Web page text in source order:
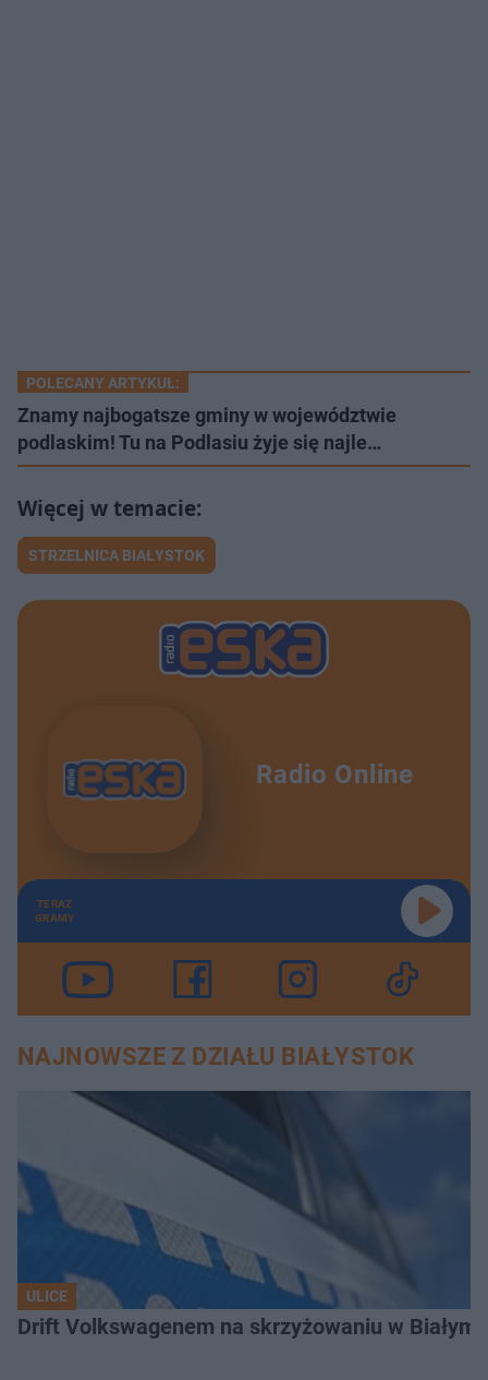
POLECANY ARTYKUŁ:
Znamy najbogatsze gminy w województwie
podlaskim! Tu na Podlasiu żyje się najle…
STRZELNICA BIAŁYSTOK
Radio Online
TERAZ
GRAMY
NAJNOWSZE Z DZIAŁU BIAŁYSTOK
ULICE
Drift Volkswagenem na skrzyżowaniu w